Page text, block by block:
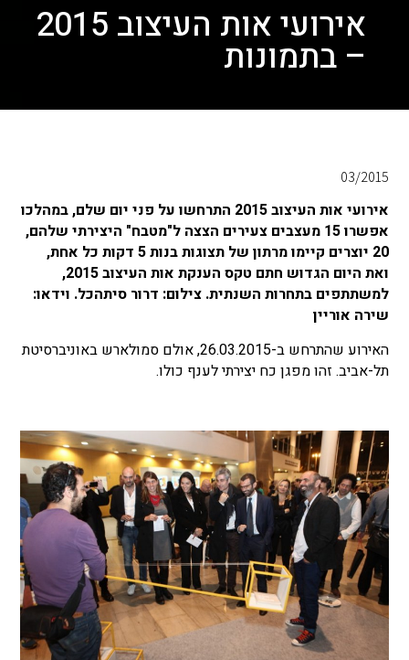
אירועי אות העיצוב 2015
– בתמונות
03/2015
אירועי אות העיצוב 2015 התרחשו על פני יום שלם, במהלכו
אפשרו 15 מעצבים צעירים הצצה ל"מטבח" היצירתי שלהם,
20 יוצרים קיימו מרתון של תצוגות בנות 5 דקות כל אחת,
ואת היום הגדוש חתם טקס הענקת אות העיצוב 2015,
למשתתפים בתחרות השנתית. צילום: דרור סיתהכל. וידאו:
שירה אוריין
האירוע שהתרחש ב-26.03.2015, אולם סמולארש באוניברסיטת
תל-אביב. זהו מפגן כח יצירתי לענף כולו.